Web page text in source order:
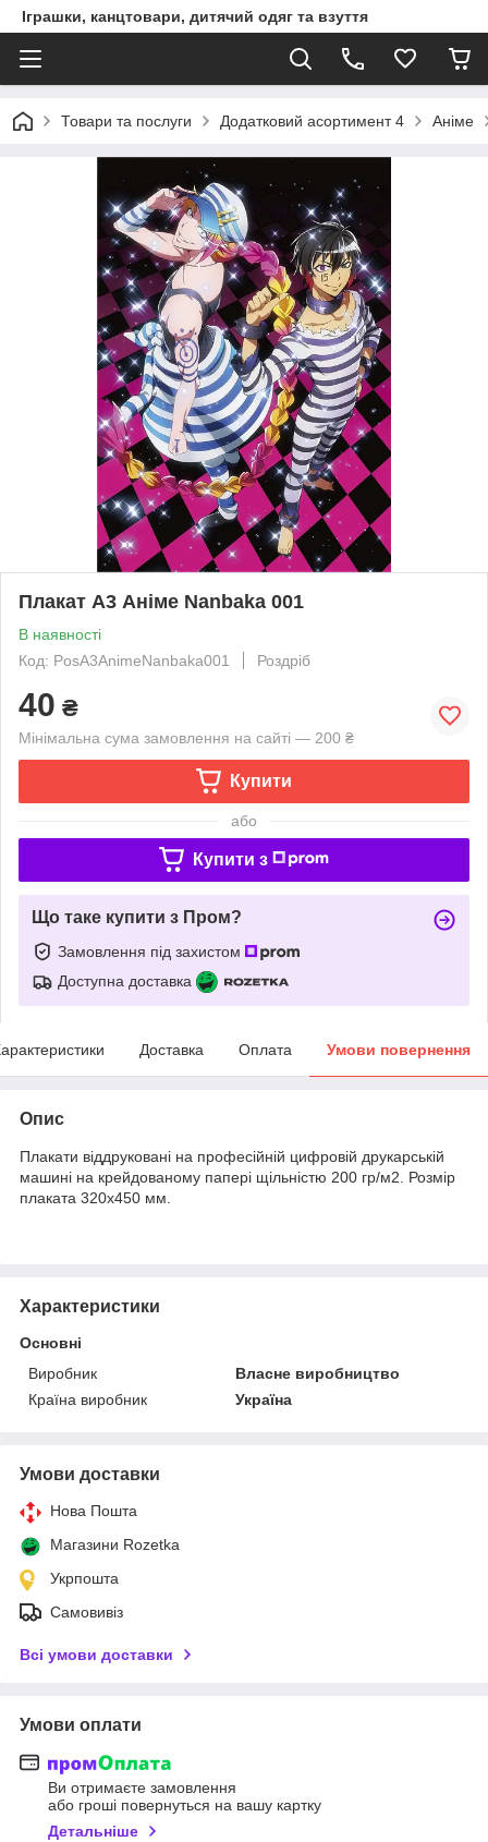
Іграшки, канцтовари, дитячий одяг та взуття
Товари та послуги Додатковий асортимент 4 Аніме
Плакат А3 Аніме Nanbaka 001
В наявності
Код: PosА3AnimeNanbaka001
Роздріб
40 ₴
Мінімальна сума замовлення на сайті — 200 ₴
Купити
або
Купити з
Що таке купити з Пром?
Замовлення під захистом
Доступна доставка
Доставка Оплата Умови повернення
Опис
Плакати віддруковані на професійній цифровій друкарській
машині на крейдованому папері щільністю 200 гр/м2. Розмір
плаката 320х450 мм.
Характеристики
Основні
Виробник
Власне виробництво
Країна виробник
Україна
Умови доставки
Нова Пошта
Магазини Rozetka
Укрпошта
Самовивіз
Всі умови доставки
Умови оплати
Ви отримаєте замовлення
або гроші повернуться на вашу картку
Детальніше